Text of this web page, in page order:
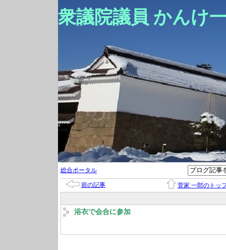
衆議院議員 かんけ
総合ポータル
前の記事 菅家 一郎のトッ
浴衣で会合に参加